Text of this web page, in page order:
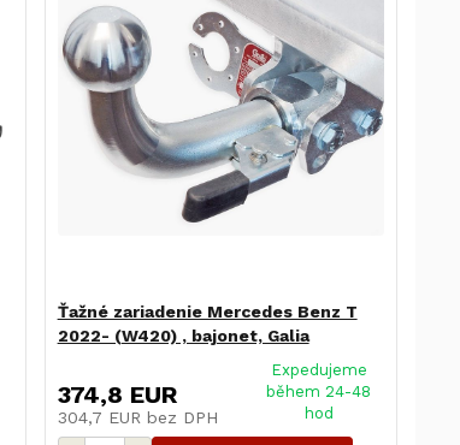
Ťažné zariadenie Mercedes Benz T
2022- (W420) , bajonet, Galia
374,8 EUR
304,7 EUR bez DPH
Expedujeme
během 24-48
hod